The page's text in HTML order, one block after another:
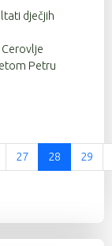
dječjih
Cerovlje
Petru
28 od 37
27 28 29